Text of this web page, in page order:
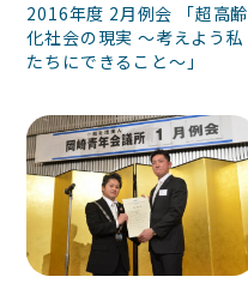
2016年度 2月例会 「超高齢
化社会の現実 〜考えよう私
たちにできること〜」